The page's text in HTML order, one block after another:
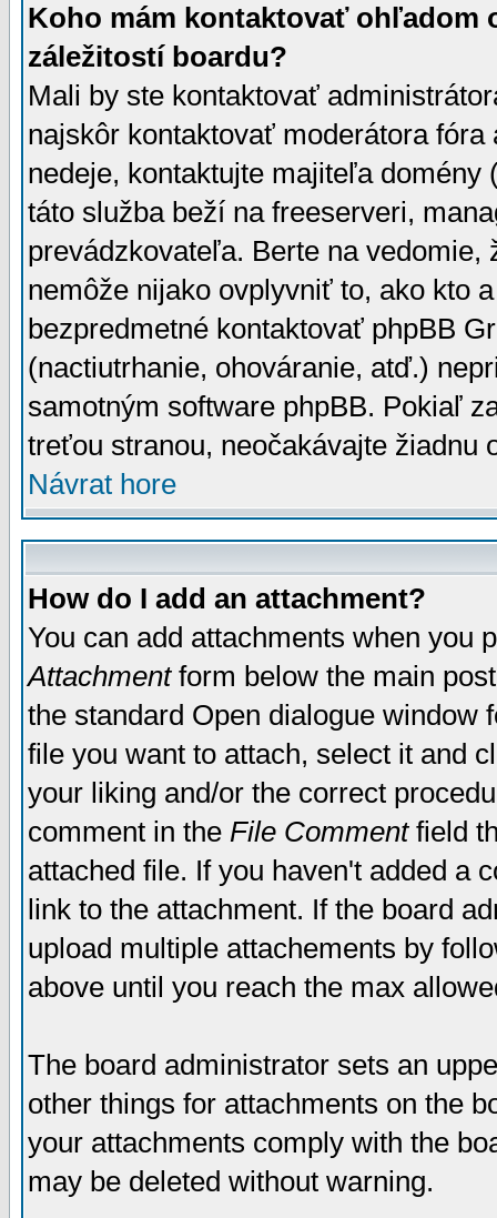
Koho mám kontaktovať ohľadom
záležitostí boardu?
Mali by ste kontaktovať
najskôr kontaktovať moderátora
nedeje, kontaktujte majiteľa
táto služba beží na freeserveri,
prevádzkovateľa. Berte na vedomie,
nemôže nijako ovplyvniť to, ako kto
bezpredmetné kontaktovať phpBB
(nactiutrhanie, ohováranie, atď.)
samotným software phpBB. Pokiaľ
treťou stranou, neočakávajte žiadnu
Návrat hore
How do I add an attachment?
You can add attachments when you
Attachmentform below the main
the standard Open dialogue window
file you want to attach, select it and
your liking and/or the correct
comment in the File Commentfield
attached file. If you haven't added a
link to the attachment. If the board
upload multiple attachements by
above until you reach the max
The board administrator sets an
other things for attachments on the
your attachments comply with the
may be deleted without warning.